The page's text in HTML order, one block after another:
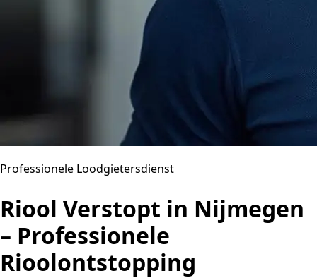
Professionele Loodgietersdienst
Riool Verstopt in Nijmegen
– Professionele
Rioolontstopping